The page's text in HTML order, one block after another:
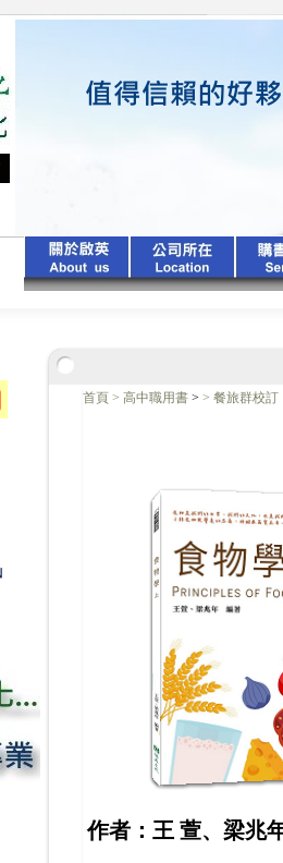
首頁 > 高中職用書 > > 餐旅群校訂
作者：王 萱、梁兆